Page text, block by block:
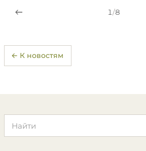
1/8
← К новостям